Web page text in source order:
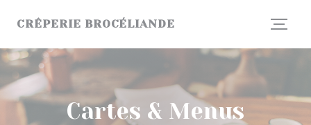
CRÊPERIE BROCÉLIANDE
Cartes & Menus